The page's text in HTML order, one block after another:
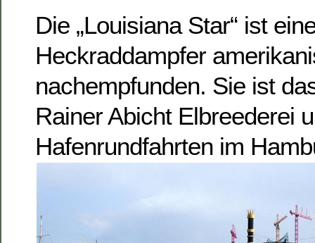
Die „Louisiana Star“ ist
Heckraddampfer
nachempfunden. Sie ist
Rainer Abicht Elbreederei
Hafenrundfahrten im